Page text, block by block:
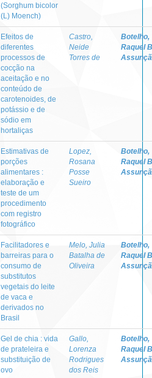
(Sorghum bicolor
(L) Moench)
Efeitos de
diferentes
processos de
cocção na
aceitação e no
conteúdo de
carotenoides, de
potássio e de
sódio em
hortaliças
Castro,
Neide
Torres de
Botelho,
Raquel
Estimativas de
porções
alimentares :
elaboração e
teste de um
procedimento
com registro
fotográfico
Lopez,
Rosana
Posse
Sueiro
Botelho,
Raquel
Facilitadores e
barreiras para o
consumo de
substitutos
vegetais do leite
de vaca e
derivados no
Brasil
Melo, Julia
Batalha de
Oliveira
Botelho,
Raquel
Gel de chia : vida
de prateleira e
substituição de
ovo
Gallo,
Lorenza
Rodrigues
dos Reis
Botelho,
Raquel